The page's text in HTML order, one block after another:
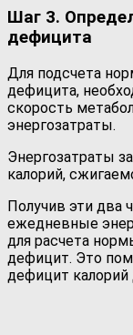
Шаг 3.
дефицита
Для подсчета
дефицита,
скорость
энергозатраты.
Энергозатраты
калорий,
Получив эти два
ежедневные
для расчета
дефицит. Это
дефицит калорий